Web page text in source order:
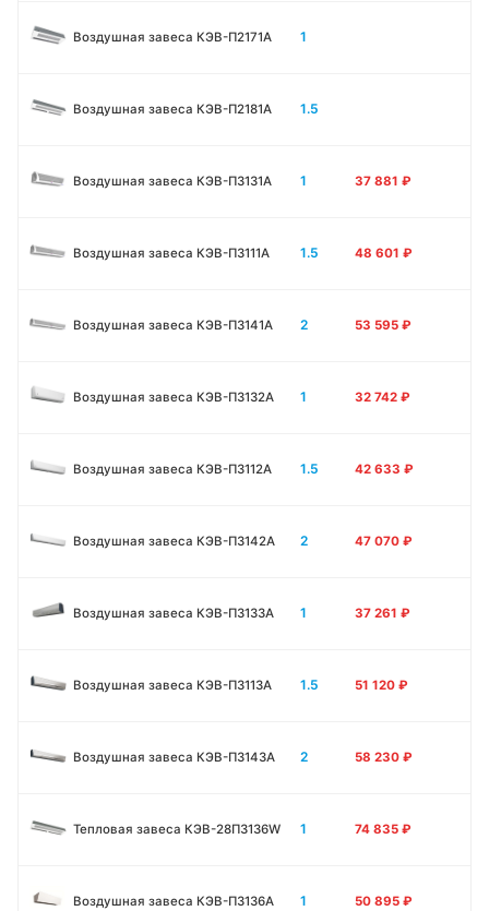
Воздушная завеса КЭВ-П2171A 1
Воздушная завеса КЭВ-П2181A 1.5
Воздушная завеса КЭВ-П3131A 1 37 881 ₽
Воздушная завеса КЭВ-П3111A 1.5 48 601 ₽
Воздушная завеса КЭВ-П3141A 2 53 595 ₽
Воздушная завеса КЭВ-П3132A 1 32 742 ₽
Воздушная завеса КЭВ-П3112A 1.5 42 633 ₽
Воздушная завеса КЭВ-П3142A 2 47 070 ₽
Воздушная завеса КЭВ-П3133А 1 37 261 ₽
Воздушная завеса КЭВ-П3113А 1.5 51 120 ₽
Воздушная завеса КЭВ-П3143А 2 58 230 ₽
Тепловая завеса КЭВ-28П3136W 1 74 835 ₽
Воздушная завеса КЭВ-П3136A 1 50 895 ₽